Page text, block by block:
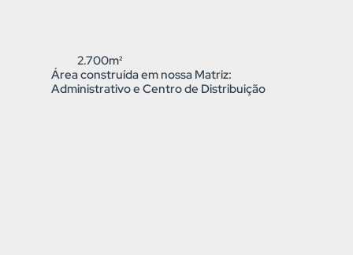
2.700m²
Área construída em nossa Matriz:
Administrativo e Centro de Distribuição